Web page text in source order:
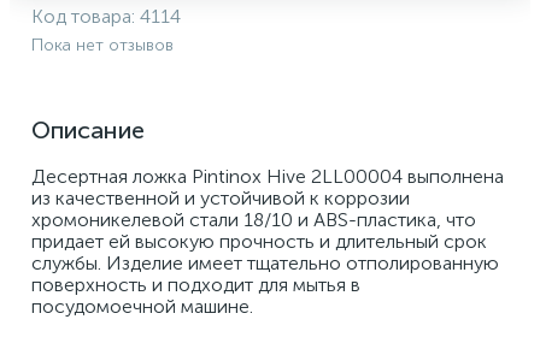
Код товара: 4114
Пока нет отзывов
Описание
Десертная ложка Pintinox Hive 2LL00004 выполнена
из качественной и устойчивой к коррозии
хромоникелевой стали 18/10 и ABS-пластика, что
придает ей высокую прочность и длительный срок
службы. Изделие имеет тщательно отполированную
поверхность и подходит для мытья в
посудомоечной машине.